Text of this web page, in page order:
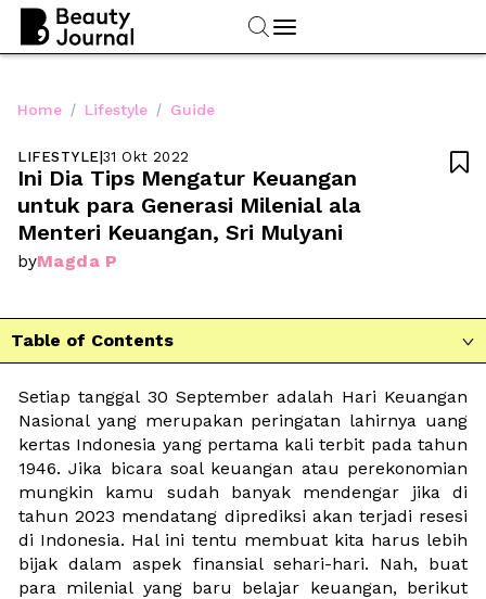
Home / Lifestyle / Guide
LIFESTYLE|31 Okt 2022
Ini Dia Tips Mengatur Keuangan
untuk para Generasi Milenial ala
Menteri Keuangan, Sri Mulyani
byMagda P

Table of Contents 
Setiap tanggal 30 September adalah Hari Keuangan
Nasional yang merupakan peringatan lahirnya uang
kertas Indonesia yang pertama kali terbit pada tahun
1946. Jika bicara soal keuangan atau perekonomian
mungkin kamu sudah banyak mendengar jika di
tahun 2023 mendatang diprediksi akan terjadi resesi
di Indonesia. Hal ini tentu membuat kita harus lebih
bijak dalam aspek finansial sehari-hari. Nah, buat
para milenial yang baru belajar keuangan, berikut